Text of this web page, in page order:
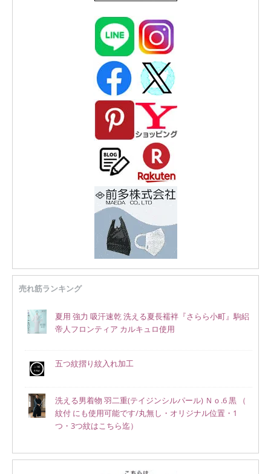
売れ筋ランキング
夏用 強力 吸汗速乾 洗える夏長襦袢『さらら小町』駒絽
帝人フロンティア カルキュロ使用
五つ紋摺り紋入れ加工
洗える男着物 羽二重(テイジンシルパール) Ｎｏ.6 黒 （
紋付 にも使用可能です/丸無し・オリジナル位置・1
つ・3つ紋はこちら迄）